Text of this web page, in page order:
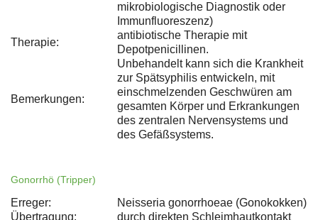
mikrobiologische Diagnostik oder
Immunfluoreszenz)
Therapie:
antibiotische Therapie mit
Depotpenicillinen.
Bemerkungen:
Unbehandelt kann sich die Krankheit
zur Spätsyphilis entwickeln, mit
einschmelzenden Geschwüren am
gesamten Körper und Erkrankungen
des zentralen Nervensystems und
des Gefäßsystems.
Gonorrhö (Tripper)
Erreger:
Neisseria gonorrhoeae (Gonokokken)
Übertragung:
durch direkten Schleimhautkontakt